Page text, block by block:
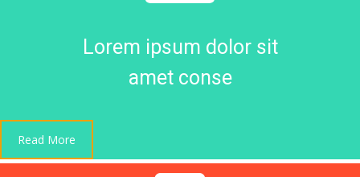
Lorem ipsum dolor sit
amet conse
Read More